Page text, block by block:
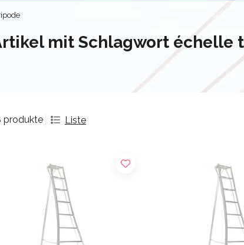
mit Schlagwort échelle
produkte Liste